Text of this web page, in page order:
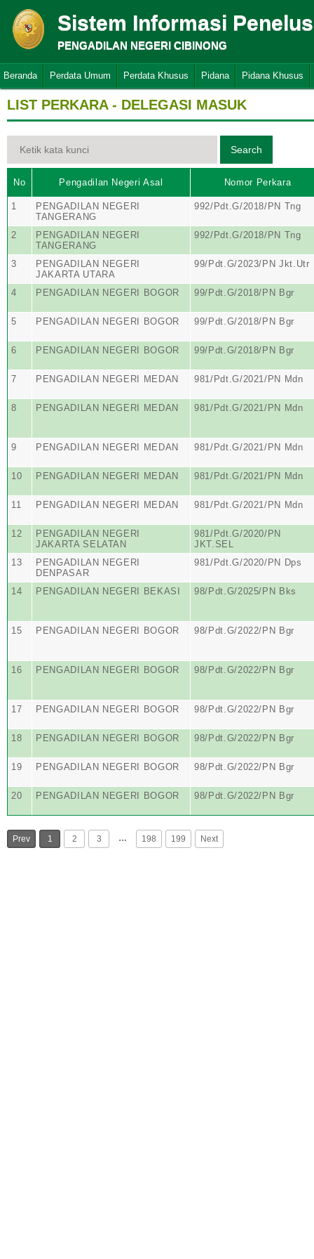
Sistem Informasi
PENGADILAN NEGERI CIBINONG
Beranda Perdata Umum Perdata Khusus Pidana Pidana Khusus
LIST PERKARA - DELEGASI MASUK
No Pengadilan Negeri Asal Nomor Perkara
1
PENGADILAN NEGERI
TANGERANG
992/Pdt.G/2018/PN Tng
2
PENGADILAN NEGERI
TANGERANG
992/Pdt.G/2018/PN Tng
3
PENGADILAN NEGERI
JAKARTA UTARA
99/Pdt.G/2023/PN Jkt.Utr
4 PENGADILAN NEGERI BOGOR 99/Pdt.G/2018/PN Bgr
5 PENGADILAN NEGERI BOGOR 99/Pdt.G/2018/PN Bgr
6 PENGADILAN NEGERI BOGOR 99/Pdt.G/2018/PN Bgr
7 PENGADILAN NEGERI MEDAN 981/Pdt.G/2021/PN Mdn
8 PENGADILAN NEGERI MEDAN 981/Pdt.G/2021/PN Mdn
9 PENGADILAN NEGERI MEDAN 981/Pdt.G/2021/PN Mdn
10 PENGADILAN NEGERI MEDAN 981/Pdt.G/2021/PN Mdn
11 PENGADILAN NEGERI MEDAN 981/Pdt.G/2021/PN Mdn
12
PENGADILAN NEGERI
JAKARTA SELATAN
981/Pdt.G/2020/PN
JKT.SEL
13
PENGADILAN NEGERI
DENPASAR
981/Pdt.G/2020/PN Dps
14 PENGADILAN NEGERI BEKASI 98/Pdt.G/2025/PN Bks
15 PENGADILAN NEGERI BOGOR 98/Pdt.G/2022/PN Bgr
16 PENGADILAN NEGERI BOGOR 98/Pdt.G/2022/PN Bgr
17 PENGADILAN NEGERI BOGOR 98/Pdt.G/2022/PN Bgr
18 PENGADILAN NEGERI BOGOR 98/Pdt.G/2022/PN Bgr
19 PENGADILAN NEGERI BOGOR 98/Pdt.G/2022/PN Bgr
20 PENGADILAN NEGERI BOGOR 98/Pdt.G/2022/PN Bgr
Prev 1 2 3 … 198 199 Next